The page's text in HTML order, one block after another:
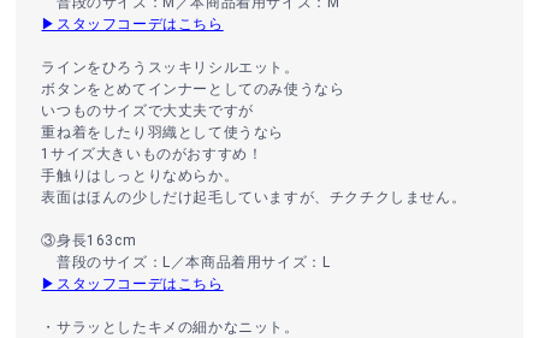
▶スタッフコーデはこちら
ラインをひろうスッキリシルエット。
ボタンをとめてインナーとしてのみ使うなら
いつものサイズで大丈夫ですが
重ね着をしたり羽織として使うなら
1サイズ大きいものがおすすめ！
手触りはしっとりなめらか。
表面はほんの少しだけ起毛していますが、チクチクしません。
③身長163cm
普段のサイズ：L／本商品着用サイズ：L
▶スタッフコーデはこちら
・サラッとしたキメの細かなニット。